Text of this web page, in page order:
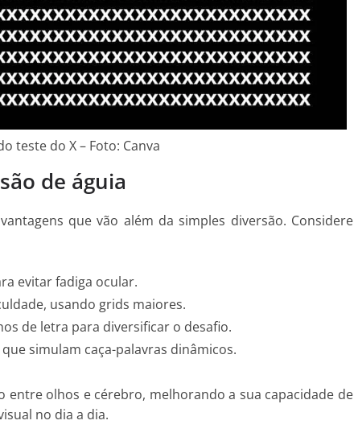
teste do X – Foto: Canva
de águia
que vão além da simples diversão. Considere
evitar fadiga ocular.
usando grids maiores.
de letra para diversificar o desafio.
simulam caça-palavras dinâmicos.
entre olhos e cérebro, melhorando a sua capacidade de
no dia a dia.